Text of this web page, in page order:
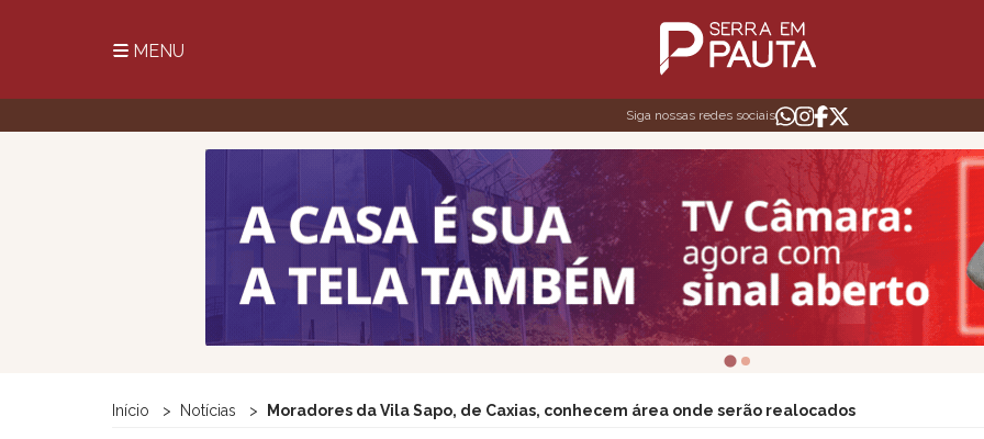
MENU
Siga nossas redes sociais
Início Notícias Moradores da Vila Sapo, de Caxias, conhecem área onde serão realocados